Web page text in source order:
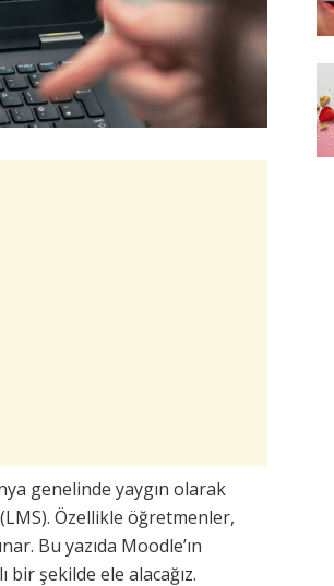
genelinde yaygın olarak
Özellikle öğretmenler,
Bu yazıda Moodle’ın
bir şekilde ele alacağız.